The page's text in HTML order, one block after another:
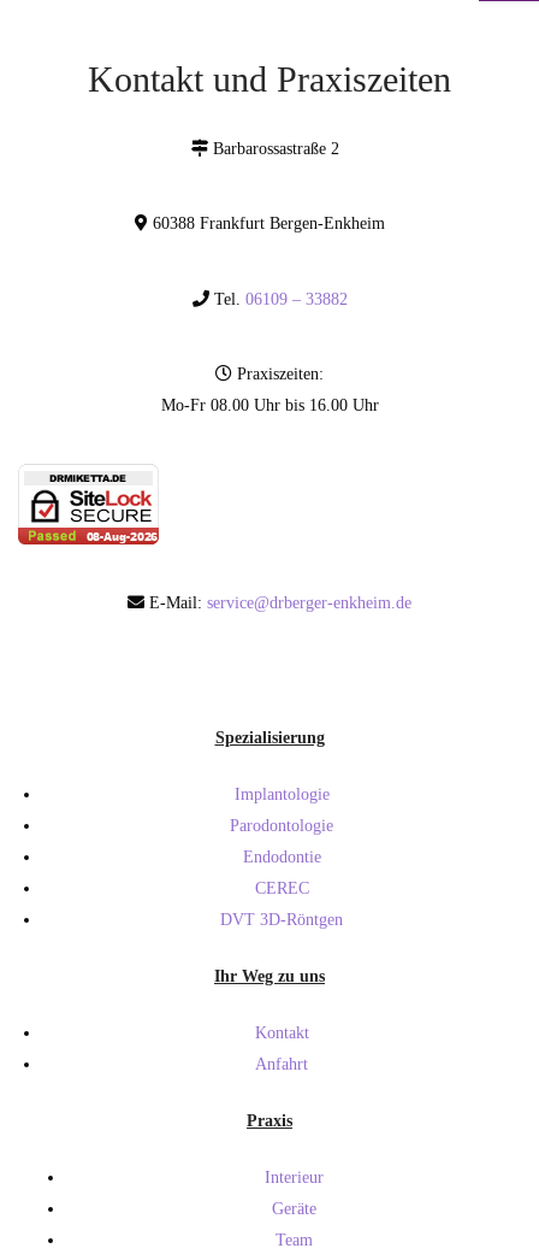
Kontakt und Praxiszeiten
Barbarossastraße 2
60388 Frankfurt Bergen-Enkheim
Tel. 06109 – 33882
Praxiszeiten:
Mo-Fr 08.00 Uhr bis 16.00 Uhr
E-Mail: service@drberger-enkheim.de
Spezialisierung
Implantologie
Parodontologie
Endodontie
CEREC
DVT 3D-Röntgen
Ihr Weg zu uns
Kontakt
Anfahrt
Praxis
Interieur
Geräte
Team